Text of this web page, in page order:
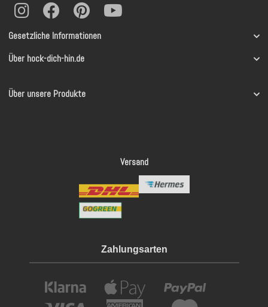
Gesetzliche Informationen
Über hock-dich-hin.de
Über unsere Produkte
Versand
Zahlungsarten